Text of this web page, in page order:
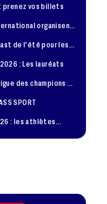
prenez vos billets
: Les lauréats
SPORT